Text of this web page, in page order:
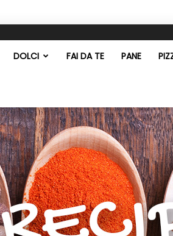
DOLCI FAI DA TE PANE